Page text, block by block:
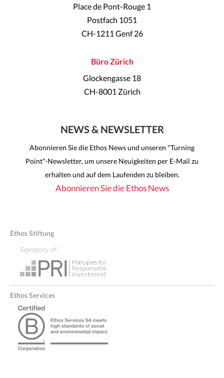
Place de Pont-Rouge 1
Postfach 1051
CH-1211 Genf 26
Büro Zürich
Glockengasse 18
CH-8001 Zürich
NEWS & NEWSLETTER
Abonnieren Sie die Ethos News und unseren "Turning
Point"-Newsletter, um unsere Neuigkeiten per E-Mail zu
erhalten und auf dem Laufenden zu bleiben.
Abonnieren Sie die Ethos News
Ethos Stiftung
Ethos Services